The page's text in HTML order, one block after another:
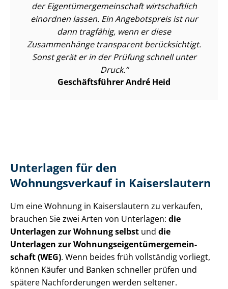
der Ei­gen­tü­mer­ge­mein­schaft wirtschaftlich
einordnen lassen. Ein Angebotspreis ist nur
dann tragfähig, wenn er diese
Zusammenhänge transparent berücksichtigt.
Sonst gerät er in der Prüfung schnell unter
Druck.
Geschäftsführer André Heid
Unterlagen für den
Wohnungsverkauf in Kaiserslautern
Um eine Wohnung in Kaiserslautern zu verkaufen,
brauchen Sie zwei Arten von Unterlagen: die
Unterlagen zur Wohnung selbst und die
Unterlagen zur Woh­nungs­ei­gen­tü­mer­ge­mein­
schaft (WEG). Wenn beides früh vollständig vorliegt,
können Käufer und Banken schneller prüfen und
spätere Nachforderungen werden seltener.